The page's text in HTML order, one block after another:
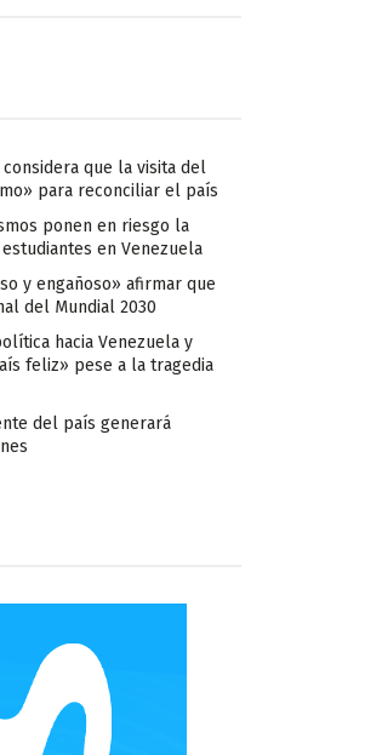
que la visita del
para reconciliar el país
ponen en riesgo la
en Venezuela
y engañoso» afirmar que
del Mundial 2030
hacia Venezuela y
feliz» pese a la tragedia
del país generará